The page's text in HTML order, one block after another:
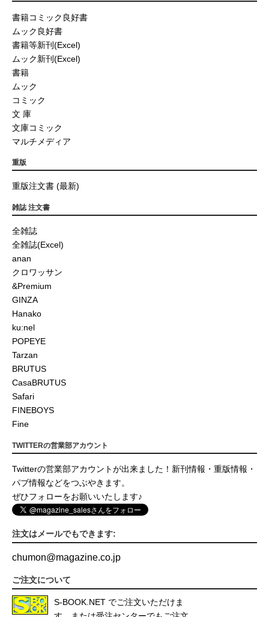
書籍コミック良好書
ムック良好書
書籍等新刊(Excel)
ムック新刊(Excel)
書籍
ムック
コミック
文 庫
文庫コミック
マルチメディア
重版
重版注文書 (最新)
雑誌 注文書
全雑誌
全雑誌(Excel)
anan
クロワッサン
&Premium
GINZA
Hanako
ku:nel
POPEYE
Tarzan
BRUTUS
CasaBRUTUS
Safari
FINEBOYS
Fine
TWITTERの営業部アカウント
Twitterの営業部アカウントが出来ました！新刊情報・重版情報・
パブ情報などをつぶやきます。
ぜひフォローをお願いいたします♪
注文はメールでもできます:
chumon@magazine.co.jp
ご注文について
S-BOOK.NET でご注文いただけま